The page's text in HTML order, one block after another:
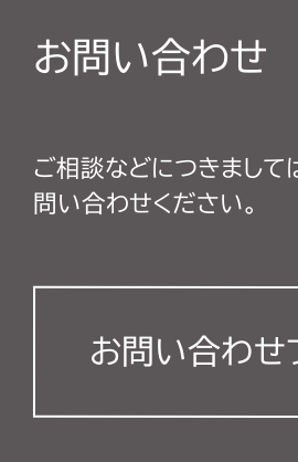
お問い合わせ
ご相談などにつきまして
問い合わせください。
お問い合わせ